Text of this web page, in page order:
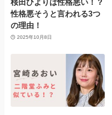
桜田ひよりは性格悪い！？
性格悪そうと言われる3つ
の理由！
2025年10月8日